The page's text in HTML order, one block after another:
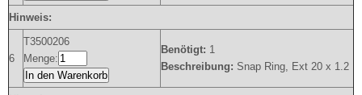
Hinweis:
6
T3500206
Menge:
In den Warenkorb
Benötigt: 1
Beschreibung: Snap Ring, Ext 20 x 1.2